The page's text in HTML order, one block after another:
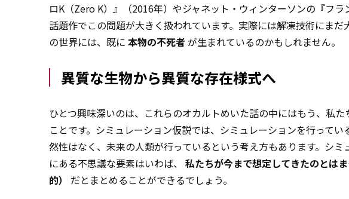
ロK（Zero K）』（2016年）やジャネット・ウィンターソンの『フ
話題作でこの問題が大きく扱われています。実際には解凍技術にま
の世界には、既に 本物の不死者が生まれているのかもしれません。
異質な生物から異質な存在様式へ
ひとつ興味深いのは、これらのオカルトめいた話の中にはもう、私た
ことです。シミュレーション仮説では、シミュレーションを行って
然性はなく、未来の人類が行っているという考え方もあります。シ
にある不思議な要素はいわば、 私たちが今まで想定してきたのとは
的）
だとまとめることができるでしょう。